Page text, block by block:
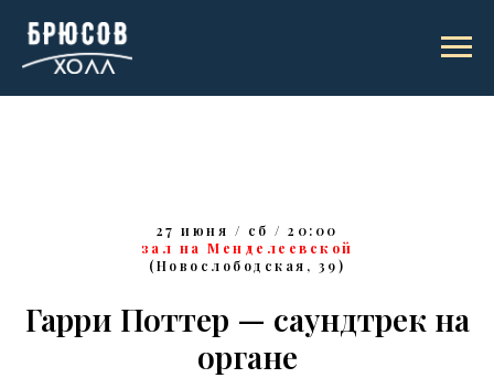
27 июня / сб / 20:00
зал на Менделеевской
(Новослободская, 39)
Гарри Поттер — саундтрек на
органе